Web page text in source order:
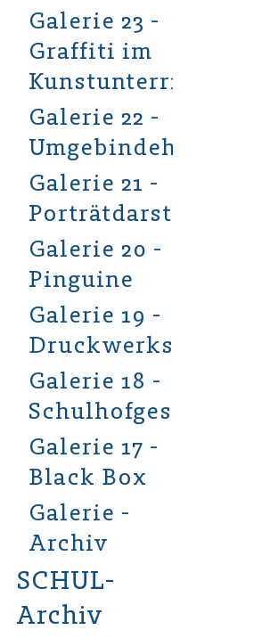
Galerie 23 -
Graffiti im
Kunstunterricht
Galerie 22 -
Umgebindehäuser
Galerie 21 -
Porträtdarstellung
Galerie 20 -
Pinguine
Galerie 19 -
Druckwerkstatt
Galerie 18 -
Schulhofgestaltung
Galerie 17 -
Black Box
Galerie -
Archiv
SCHUL-
Archiv